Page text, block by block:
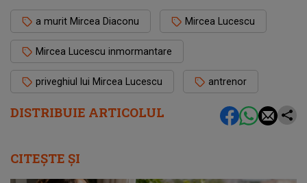
DISTRIBUIE ARTICOLUL
a murit Mircea Diaconu Mircea Lucescu
Mircea Lucescu inmormantare
priveghiul lui Mircea Lucescu antrenor
CITEȘTE ȘI